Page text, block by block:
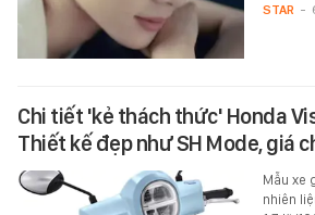
STAR -
Chi tiết 'kẻ thách thức' Honda
Thiết kế đẹp như SH Mode, giá
Mẫu xe
nhiên